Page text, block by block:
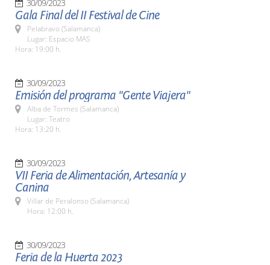
30/09/2023
Gala Final del II Festival de Cine
Pelabravo (Salamanca)
Lugar: Espacio MAS
Hora: 19:00 h.
30/09/2023
Emisión del programa "Gente Viajera"
Alba de Tormes (Salamanca)
Lugar: Teatro
Hora: 13:20 h.
30/09/2023
VII Feria de Alimentación, Artesanía y
Canina
Villar de Peralonso (Salamanca)
Hora: 12:00 h.
30/09/2023
Feria de la Huerta 2023